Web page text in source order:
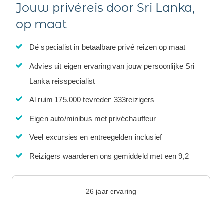
Jouw privéreis door Sri Lanka,
op maat
Dé specialist in betaalbare privé reizen op maat
Advies uit eigen ervaring van jouw persoonlijke Sri
Lanka reisspecialist
Al ruim 175.000 tevreden 333reizigers
Eigen auto/minibus met privéchauffeur
Veel excursies en entreegelden inclusief
Reizigers waarderen ons gemiddeld met een 9,2
26 jaar ervaring